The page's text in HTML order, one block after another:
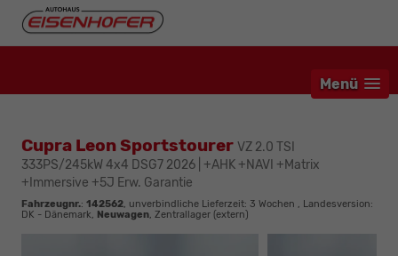
Menü
Cupra Leon Sportstourer VZ 2.0 TSI
333PS/245kW 4x4 DSG7 2026 | +AHK +NAVI +Matrix
+Immersive +5J Erw. Garantie
Fahrzeugnr.: 142562, unverbindliche Lieferzeit: 3 Wochen , Landesversion:
DK - Dänemark, Neuwagen, Zentrallager (extern)